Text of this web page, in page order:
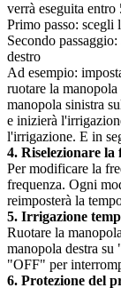
verrà eseguita entro
Primo passo: scegli
Secondo
destro
Ad esempio:
ruotare la
manopola sinistra
e inizierà
l'irrigazione. E in
4. Riselezionare
Per modificare la
frequenza. Ogni
reimposterà la
5. Irrigazione
Ruotare la
manopola destra
"OFF" per
6. Protezione del